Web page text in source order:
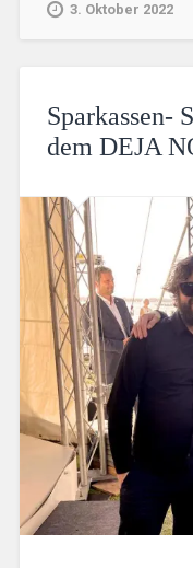
3. Oktober 2022
Sparkassen-
dem DEJA